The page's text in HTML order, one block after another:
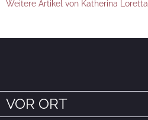
Weitere Artikel von Katherina Loretta
VOR ORT